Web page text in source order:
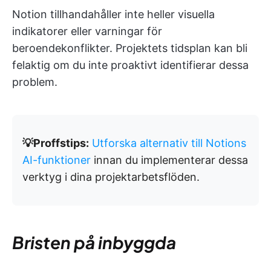
Notion tillhandahåller inte heller visuella
indikatorer eller varningar för
beroendekonflikter. Projektets tidsplan kan bli
felaktig om du inte proaktivt identifierar dessa
problem.
💡Proffstips: Utforska alternativ till Notions
AI-funktioner innan du implementerar dessa
verktyg i dina projektarbetsflöden.
Bristen på inbyggda